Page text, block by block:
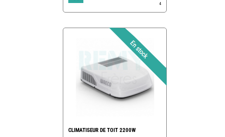
4
CLIMATISEUR DE TOIT 2200W